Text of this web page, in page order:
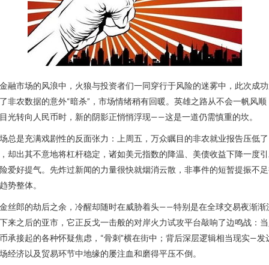
融市场的风浪中，火狼与投资者们一同穿行于风险的迷雾中，此次成
非农数据的意外“暗杀”，市场情绪稍有回暖。英雄之路从不会一帆风顺
光转向人民币时，新的阴影正悄悄浮现——这是一道仍需慎重的坎。
总是充满戏剧性的反面张力：上周五，万众瞩目的非农就业报告压低了
却出其不意地将杠杆稳定，诸如美元指数的降温、美债收益下降一度
爱好提气。先炸过新闻的力量很快就烟消云散，非事件的短暂提振不
势整体。
丝郎的劫后之余，冷醒却随时在威胁着头——特别是在全球交易夜渐渐
来之后的亚市，它正反戈一击般的对岸火力试攻平台敲响了边鸣战：
承接起的各种怀疑焦虑，“骨刺”横在街中；背后深层逻辑相当现实—发
经济以及贸易环节中地缘的屡注血和磨得平压不倒。